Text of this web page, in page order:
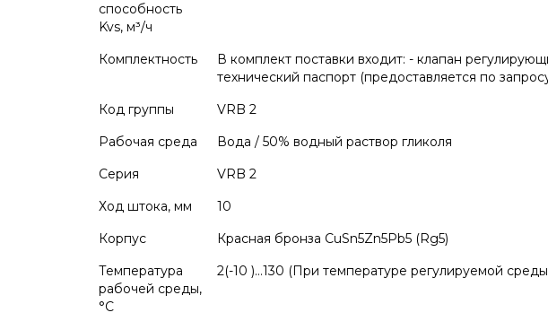
способность
Kvs, м³/ч
Комплектность
В комплект поставки входит: - клапан
технический паспорт (предоставляется по
Код группы
VRB 2
Рабочая среда
Вода / 50% водный раствор гликоля
Серия
VRB 2
Ход штока, мм
10
Корпус
Красная бронза CuSn5Zn5Pb5 (Rg5)
Температура
рабочей среды,
°С
2(-10 )…130 (При температуре регулируемой